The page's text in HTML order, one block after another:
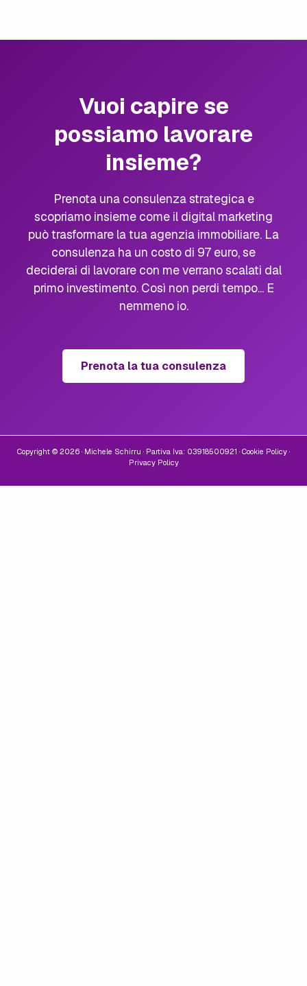
Vuoi capire se
possiamo lavorare
insieme?
Prenota una consulenza strategica e
scopriamo insieme come il digital marketing
può trasformare la tua agenzia immobiliare. La
consulenza ha un costo di 97 euro, se
deciderai di lavorare con me verrano scalati dal
primo investimento. Così non perdi tempo... E
nemmeno io.
Prenota la tua consulenza
Copyright © 2026 · Michele Schirru · Partiva Iva: 03918500921 · Cookie Policy ·
Privacy Policy